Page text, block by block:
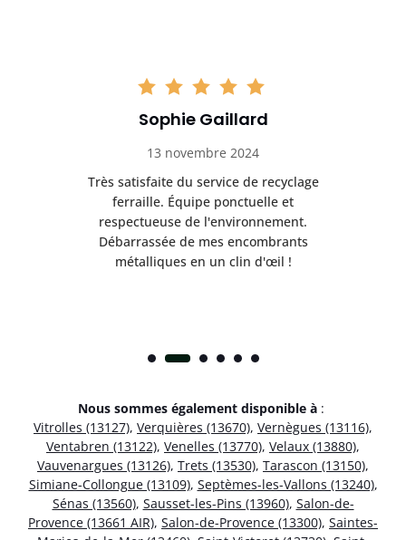
Sophie Gaillard
13 novembre 2024
Très satisfaite du service de recyclage
ferraille. Équipe ponctuelle et
respectueuse de l'environnement.
Débarrassée de mes encombrants
métalliques en un clin d'œil !
Nous sommes également disponible à :
Vitrolles (13127), Verquières (13670), Vernègues (13116),
Ventabren (13122), Venelles (13770), Velaux (13880),
Vauvenargues (13126), Trets (13530), Tarascon (13150),
Simiane-Collongue (13109), Septèmes-les-Vallons (13240),
Sénas (13560), Sausset-les-Pins (13960), Salon-de-
Provence (13661 AIR), Salon-de-Provence (13300), Saintes-